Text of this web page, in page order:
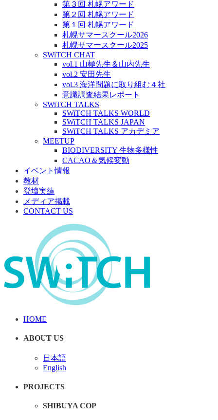
第３回 札幌アワード
第２回 札幌アワード
第１回 札幌アワード
札幌サマースクール2026
札幌サマースクール2025
SWiTCH CHAT
vol.1 山極先生＆山内先生
vol.2 安田先生
vol.3 海洋問題に取り組む４社
意識調査結果レポート
SWiTCH TALKS
SWiTCH TALKS WORLD
SWiTCH TALKS JAPAN
SWiTCH TALKS アカデミア
MEETUP
BIODIVERSITY 生物多様性
CACAO＆気候変動
イベント情報
教材
登壇実績
メディア掲載
CONTACT US
HOME
ABOUT US
日本語
English
PROJECTS
SHIBUYA COP